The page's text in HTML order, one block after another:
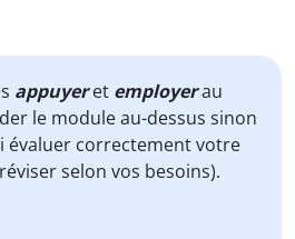
appuyeret employerau
le module au-dessus sinon
évaluer correctement votre
selon vos besoins).